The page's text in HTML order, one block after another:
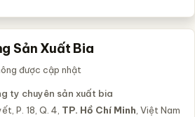
Sản Xuất Bia
được cập nhật
ty chuyên sản xuất bia
P. 18, Q. 4, TP. Hồ Chí Minh , Việt Nam